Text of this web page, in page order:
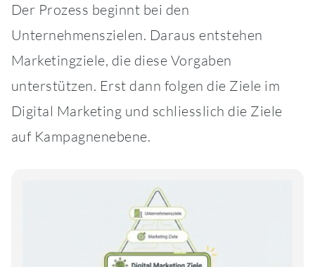
Der Prozess beginnt bei den
Unternehmenszielen. Daraus entstehen
Marketingziele, die diese Vorgaben
unterstützen. Erst dann folgen die Ziele im
Digital Marketing und schliesslich die Ziele
auf Kampagnenebene.